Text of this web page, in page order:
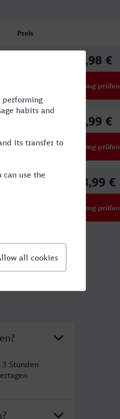
Preis
80,98 €
Verbindung prüfen
59,99 €
Verbindung prüfen
108,99 €
Verbindung prüfen
Stunden